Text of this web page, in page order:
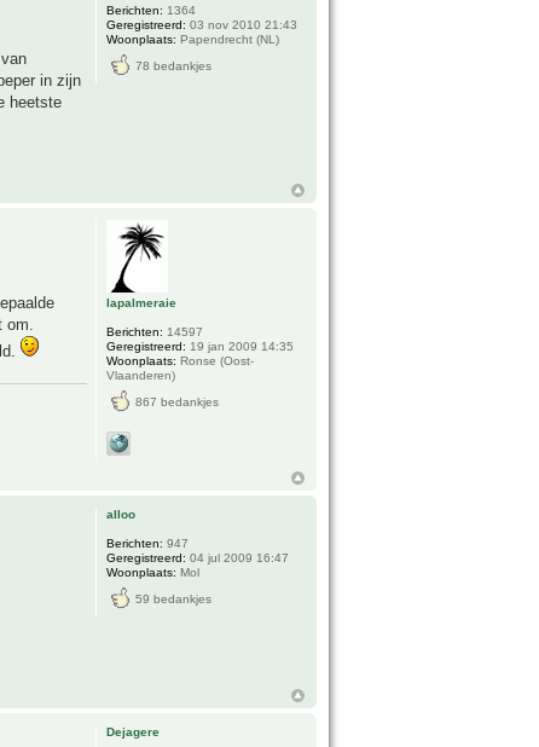
in zijn
heetste
Berichten: 1364
Geregistreerd: 03 nov 2010 21:43
Woonplaats: Papendrecht (NL)
78 bedankjes
om.
lapalmeraie
Berichten: 14597
Geregistreerd: 19 jan 2009 14:35
Woonplaats: Ronse (Oost-
Vlaanderen)
867 bedankjes
alloo
Berichten: 947
Geregistreerd: 04 jul 2009 16:47
Woonplaats: Mol
59 bedankjes
Dejagere